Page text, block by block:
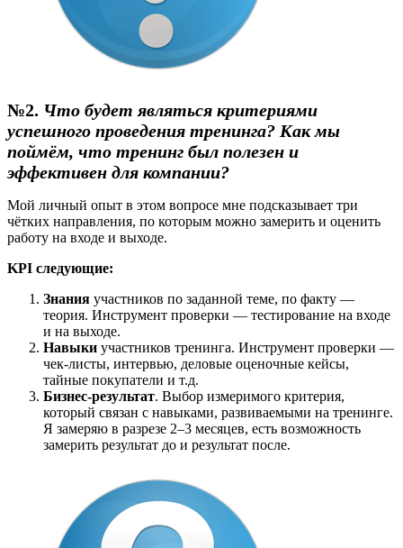
№2. Что будет являться критериями
успешного проведения тренинга? Как мы
поймём, что тренинг был полезен и
эффективен для компании?
Мой личный опыт в этом вопросе мне подсказывает три
чётких направления, по которым можно замерить и оценить
работу на входе и выходе.
KPI следующие:
Знания участников по заданной теме, по факту —
теория. Инструмент проверки — тестирование на входе
и на выходе.
Навыки участников тренинга. Инструмент проверки —
чек-листы, интервью, деловые оценочные кейсы,
тайные покупатели и т.д.
Бизнес-результат. Выбор измеримого критерия,
который связан с навыками, развиваемыми на тренинге.
Я замеряю в разрезе 2–3 месяцев, есть возможность
замерить результат до и результат после.